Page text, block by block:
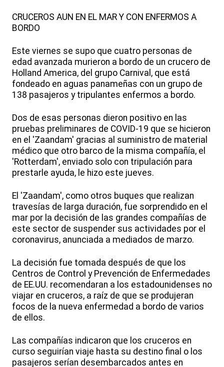
CRUCEROS AUN EN EL MAR Y CON ENFERMOS A
BORDO
Este viernes se supo que cuatro personas de
edad avanzada murieron a bordo de un crucero de
Holland America, del grupo Carnival, que está
fondeado en aguas panameñas con un grupo de
138 pasajeros y tripulantes enfermos a bordo.
Dos de esas personas dieron positivo en las
pruebas preliminares de COVID-19 que se hicieron
en el 'Zaandam' gracias al suministro de material
médico que otro barco de la misma compañía, el
'Rotterdam', enviado solo con tripulación para
prestarle ayuda, le hizo este jueves.
El 'Zaandam', como otros buques que realizan
travesías de larga duración, fue sorprendido en el
mar por la decisión de las grandes compañías de
este sector de suspender sus actividades por el
coronavirus, anunciada a mediados de marzo.
La decisión fue tomada después de que los
Centros de Control y Prevención de Enfermedades
de EE.UU. recomendaran a los estadounidenses no
viajar en cruceros, a raíz de que se produjeran
focos de la nueva enfermedad a bordo de varios
de ellos.
Las compañías indicaron que los cruceros en
curso seguirían viaje hasta su destino final o los
pasajeros serían desembarcados antes en